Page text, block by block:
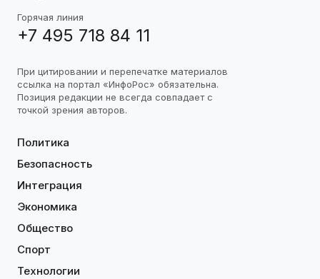
Горячая линия
+7 495 718 84 11
При цитировании и перепечатке материалов
ссылка на портал «ИнфоРос» обязательна.
Позиция редакции не всегда совпадает с
точкой зрения авторов.
Политика
Безопасность
Интеграция
Экономика
Общество
Спорт
Технологии